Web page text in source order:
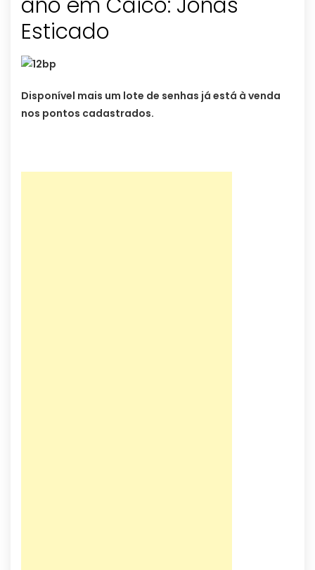
Esticado
Disponível mais um lote de senhas já está à venda
nos pontos cadastrados.